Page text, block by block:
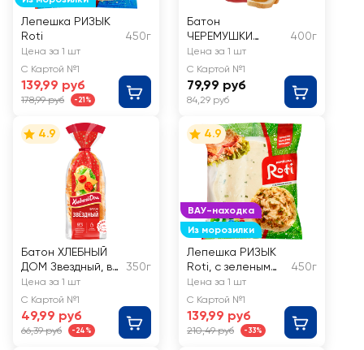
Лепешка РИЗЫК
Roti
450г
Цена за 1 шт
С Картой №1
139,99 руб
178,99 руб -21%
Батон
ЧЕРЕМУШКИ
Нарезной
400г
Цена за 1 шт
С Картой №1
79,99 руб
84,29 руб
4.9
Батон ХЛЕБНЫЙ
ДОМ Звездный, в
нарезке
350г
Цена за 1 шт
С Картой №1
49,99 руб
66,39 руб -24%
ВАУ-находка
Из морозилки
4.9
Лепешка РИЗЫК
Roti, с зеленым
луком
450г
Цена за 1 шт
С Картой №1
139,99 руб
210,49 руб -33%